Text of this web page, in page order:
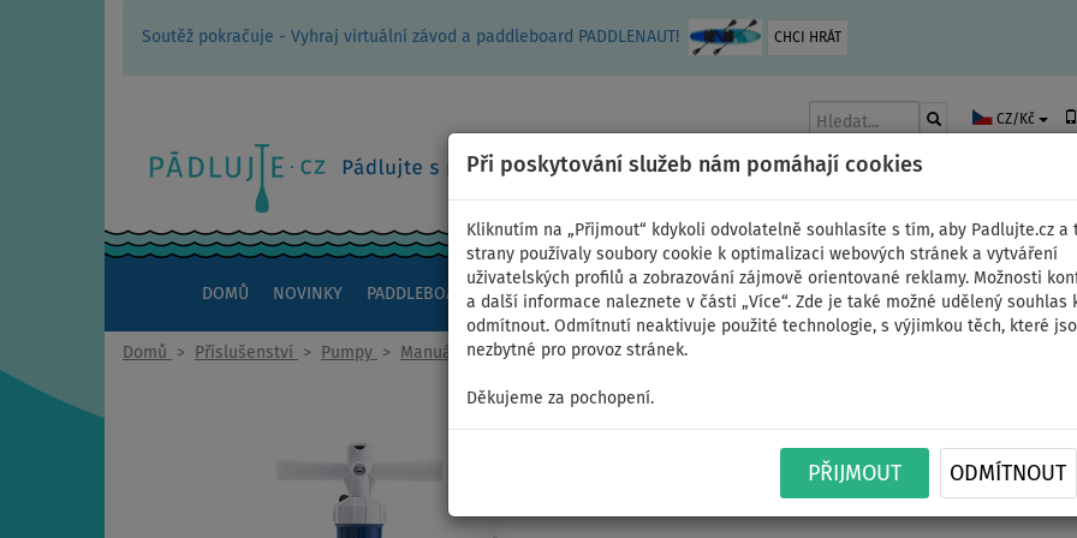
Soutěž pokračuje - Vyhraj virtuální závod a paddleboard PADDLENAUT! CHCI HRÁT
Při poskytování služeb nám pomáhají cookies
Kliknutím na „Přijmout“ kdykoli odvolatelně souhlasíte s tím, aby Padlujte.cz a
strany používaly soubory cookie k optimalizaci webových stránek a vytváření
uživatelských profilů a zobrazování zájmově orientované reklamy. Možnosti
a další informace naleznete v části „Více“. Zde je také možné udělený souhlas
odmítnout. Odmítnutí neaktivuje použité technologie, s výjimkou těch, které
nezbytné pro provoz stránek.
Děkujeme za pochopení.
PŘIJMOUT ODMÍTNOUT
CZ/Kč
DOMŮ NOVINKY PADDLEBOARDY KAJAKY ČLUNY A MOTORY PÁDLA PLACHTY OBLEČENÍ
Domů > Příslušenství > Pumpy > Manuální
Pumpa GLADIATOR
univerzální pumpa k